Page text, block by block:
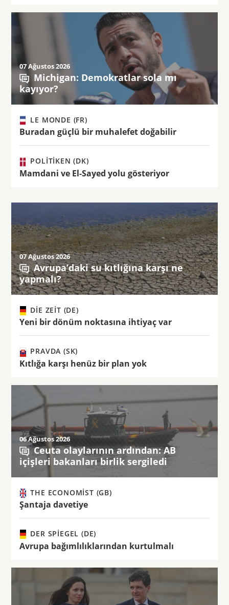
07 Ağustos 2026
Michigan: Demokratlar sola mı
kayıyor?
LE MONDE (FR)
Buradan güçlü bir muhalefet doğabilir
POLITIKEN (DK)
Mamdani ve El-Sayed yolu gösteriyor
07 Ağustos 2026
Avrupa’daki su kıtlığına karşı ne
yapmalı?
DIE ZEIT (DE)
Yeni bir dönüm noktasına ihtiyaç var
PRAVDA (SK)
Kıtlığa karşı henüz bir plan yok
06 Ağustos 2026
Ceuta olaylarının ardından: AB
içişleri bakanları birlik sergiledi
THE ECONOMIST (GB)
Şantaja davetiye
DER SPIEGEL (DE)
Avrupa bağımlılıklarından kurtulmalı